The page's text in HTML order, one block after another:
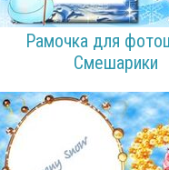
Рамочка для
Смешарики